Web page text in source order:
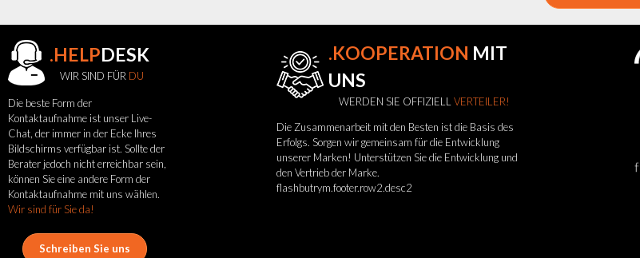
Suchen
zu
Nachricht
Portfolio
.HELPDESK
WIR SIND FÜR DU
Die beste Form der
Kontaktaufnahme ist unser Live-
Chat, der immer in der Ecke Ihres
Bildschirms verfügbar ist. Sollte der
Berater jedoch nicht erreichbar sein,
können Sie eine andere Form der
Kontaktaufnahme mit uns wählen.
Wir sind für Sie da!
Schreiben Sie uns
.KOOPERATION MIT
UNS
WERDEN SIE OFFIZIELLVERTEILER!
Die Zusammenarbeit mit den Besten ist die Basis des
Erfolgs. Sorgen wir gemeinsam für die Entwicklung
unserer Marken! Unterstützen Sie die Entwicklung und
den Vertrieb der Marke.
flashbutrym.footer.row2.desc2